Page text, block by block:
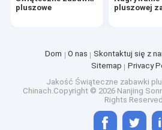
pluszowe
pluszowej
Dom O nas Skontaktuj się z
Sitemap
Privacy
Jakość Świąteczne zabawki
Chinach.Copyright © 2026 Nanjing
Rights Reserved.